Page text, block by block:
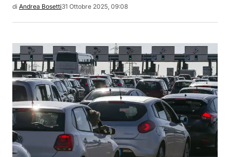
di Andrea Bosetti31 Ottobre 2025, 09:08